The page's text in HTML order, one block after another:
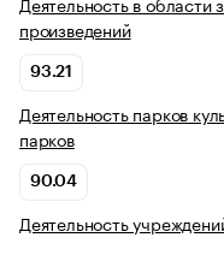
произведений
93.21
Деятельность парков
парков
90.04
Деятельность